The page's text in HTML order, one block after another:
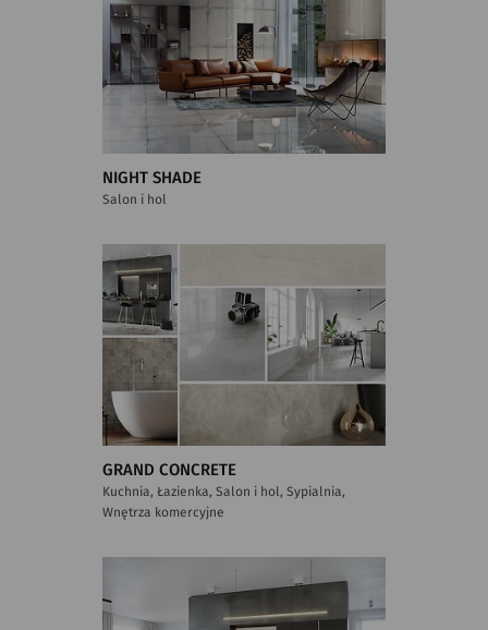
NIGHT SHADE
Salon i hol
GRAND CONCRETE
Kuchnia, Łazienka, Salon i hol, Sypialnia,
Wnętrza komercyjne